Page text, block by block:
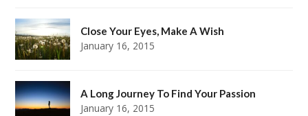
Close Your Eyes, Make A Wish
January 16, 2015
A Long Journey To Find Your Passion
January 16, 2015